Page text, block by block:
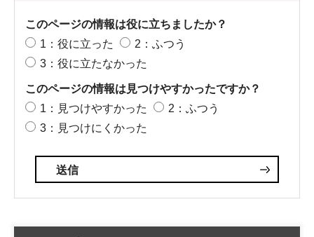
このページの情報は役に立ちましたか？
1：役に立った
2：ふつう
3：役に立たなかった
このページの情報は見つけやすかったですか？
1：見つけやすかった
2：ふつう
3：見つけにくかった